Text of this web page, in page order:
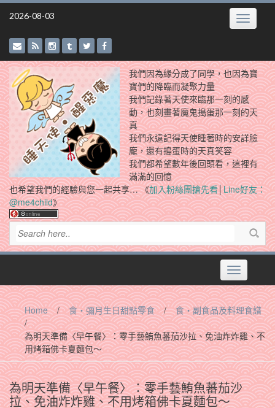
Skip
2026-08-03 Toggle
我們因為緣分成了同學，也因為寶
寶們的降臨而凝聚力量
我們記錄著天使來臨那一刻的感
動，也刻畫著魔鬼搗蛋那一刻的天
真
我們永遠記得天使睡著時的安詳臉
龐，還有搗蛋時的天真笑容
我們都希望數年後回頭看，這裡有
滿滿的回憶
也希望我們的經驗與您一起共享… 《加入粉絲團搶先看│Line好友：
@me4child》
Toggle
navigation
Home / 食‧彌月生日甜點零食 /
食‧副食品及料理食譜
/
為明天準備〈早午餐〉：零手藝鮪魚蕃茄沙拉、免油炸炸雞、不
用烤箱佛卡夏麵包～
為明天準備〈早午餐〉：零手藝鮪魚蕃茄沙
拉、免油炸炸雞、不用烤箱佛卡夏麵包～